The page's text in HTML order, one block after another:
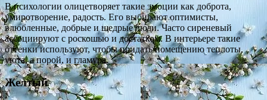
В психологии олицетворяет такие эмоции как доброта,
умиротворение, радость. Его выбирают оптимисты,
влюбленные, добрые и щедрые люди. Часто сиреневый
ассоциируют с роскошью и достатком. В интерьере такие
оттенки используют, чтобы придать помещению теплоты,
уюта, а порой, и гламура.
Желтый